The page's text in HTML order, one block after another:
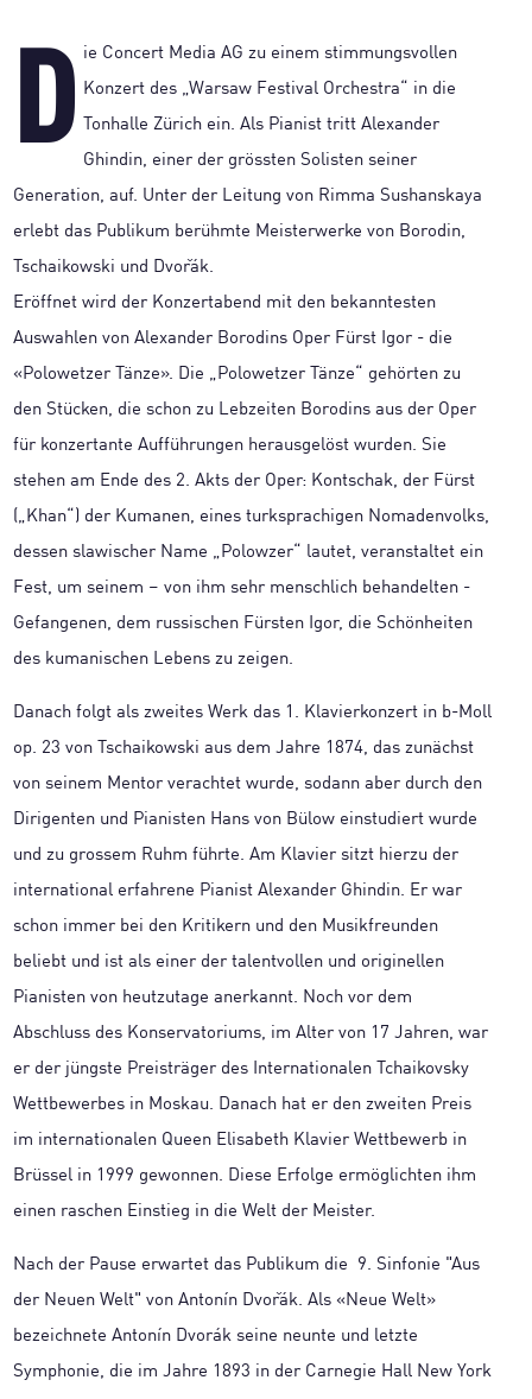
Die Concert Media AG zu einem stimmungsvollen
Konzert des „Warsaw Festival Orchestra“ in die
Tonhalle Zürich ein. Als Pianist tritt Alexander
Ghindin, einer der grössten Solisten seiner
Generation, auf. Unter der Leitung von Rimma Sushanskaya
erlebt das Publikum berühmte Meisterwerke von Borodin,
Tschaikowski und Dvořák.
Eröffnet wird der Konzertabend mit den bekanntesten
Auswahlen von Alexander Borodins Oper Fürst Igor - die
«Polowetzer Tänze». Die „Polowetzer Tänze“ gehörten zu
den Stücken, die schon zu Lebzeiten Borodins aus der Oper
für konzertante Aufführungen herausgelöst wurden. Sie
stehen am Ende des 2. Akts der Oper: Kontschak, der Fürst
(„Khan“) der Kumanen, eines turksprachigen Nomadenvolks,
dessen slawischer Name „Polowzer“ lautet, veranstaltet ein
Fest, um seinem – von ihm sehr menschlich behandelten -
Gefangenen, dem russischen Fürsten Igor, die Schönheiten
des kumanischen Lebens zu zeigen.
Danach folgt als zweites Werk das 1. Klavierkonzert in b-Moll
op. 23 von Tschaikowski aus dem Jahre 1874, das zunächst
von seinem Mentor verachtet wurde, sodann aber durch den
Dirigenten und Pianisten Hans von Bülow einstudiert wurde
und zu grossem Ruhm führte. Am Klavier sitzt hierzu der
international erfahrene Pianist Alexander Ghindin. Er war
schon immer bei den Kritikern und den Musikfreunden
beliebt und ist als einer der talentvollen und originellen
Pianisten von heutzutage anerkannt. Noch vor dem
Abschluss des Konservatoriums, im Alter von 17 Jahren, war
er der jüngste Preisträger des Internationalen Tchaikovsky
Wettbewerbes in Moskau. Danach hat er den zweiten Preis
im internationalen Queen Elisabeth Klavier Wettbewerb in
Brüssel in 1999 gewonnen. Diese Erfolge ermöglichten ihm
einen raschen Einstieg in die Welt der Meister.
Nach der Pause erwartet das Publikum die 9. Sinfonie "Aus
der Neuen Welt" von Antonín Dvořák. Als «Neue Welt»
bezeichnete Antonín Dvorák seine neunte und letzte
Symphonie, die im Jahre 1893 in der Carnegie Hall New York